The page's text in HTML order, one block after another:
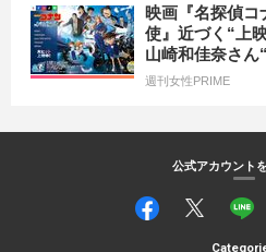
映画『名探偵コ
使』近づく“上
山崎和佳奈さん
週刊女性PRIME
公式アカウント